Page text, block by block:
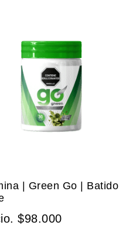
| Green Go | Batido
$98.000